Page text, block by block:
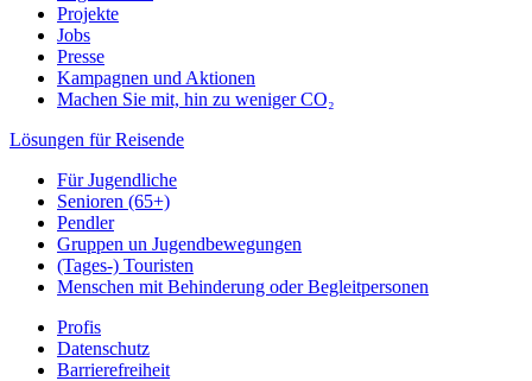
Projekte
Jobs
Presse
Kampagnen und Aktionen
Machen Sie mit, hin zu weniger CO₂
Lösungen für Reisende
Für Jugendliche
Senioren (65+)
Pendler
Gruppen un Jugendbewegungen
(Tages-) Touristen
Menschen mit Behinderung oder Begleitpersonen
Profis
Datenschutz
Barrierefreiheit